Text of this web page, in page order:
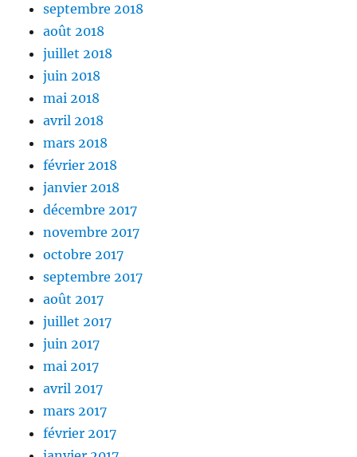
septembre 2018
août 2018
juillet 2018
juin 2018
mai 2018
avril 2018
mars 2018
février 2018
janvier 2018
décembre 2017
novembre 2017
octobre 2017
septembre 2017
août 2017
juillet 2017
juin 2017
mai 2017
avril 2017
mars 2017
février 2017